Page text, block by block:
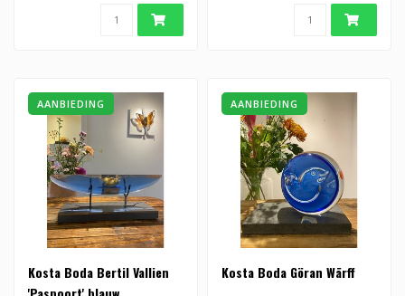
AANBIEDING
Kosta Boda Bertil Vallien
AANBIEDING
Kosta Boda Göran Wärff